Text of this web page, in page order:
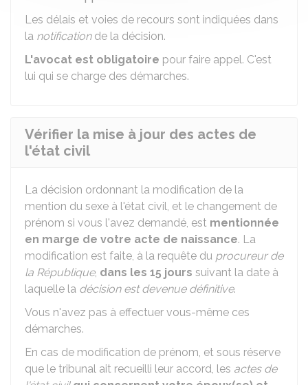
Les délais et voies de recours sont indiquées dans
la notificationde la décision.
L'avocat est obligatoire pour faire appel. C'est
lui qui se charge des démarches.
Vérifier la mise à jour des actes de
l'état civil
La décision ordonnant la modification de la
mention du sexe à l'état civil, et le changement de
prénom si vous l'avez demandé, est mentionnée
en marge de votre acte de naissance. La
modification est faite, à la requête du procureur de
la République, dans les 15 jours suivant la date à
laquelle la décision est devenue définitive.
Vous n'avez pas à effectuer vous-même ces
démarches.
En cas de modification de prénom, et sous réserve
que le tribunal ait recueilli leur accord, les actes de